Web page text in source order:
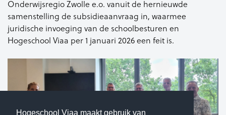
Hogeschool Viaa maakt gebruik van
Onderwijsregio Zwolle e.o. vanuit de hernieuwde
samenstelling de subsidieaanvraag in, waarmee
juridische invoeging van de schoolbesturen en
Hogeschool Viaa per 1 januari 2026 een feit is.